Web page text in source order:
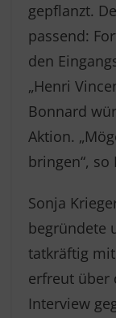
gepflanzt.
passend:
den
„Henri
Bonnard
Aktion.
bringen“, so
Sonja
begründete
tatkräftig
erfreut über
Interview